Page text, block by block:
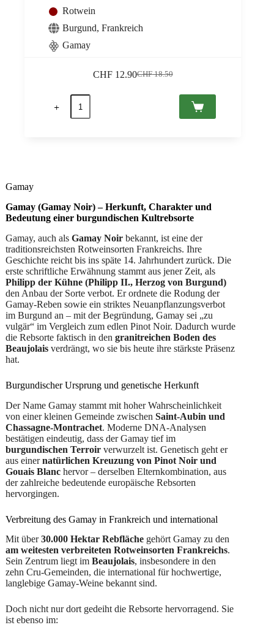
Rotwein
Burgund, Frankreich
Gamay
CHF18.50
Ursprünglicher
CHF12.90Aktueller
Fleurie
Vieilles
Vignes
0,75
Menge
Gamay
Gamay (Gamay Noir) – Herkunft, Charakter und
Bedeutung einer burgundischen Kultrebsorte
Gamay, auch als Gamay Noirbekannt, ist eine der
traditionsreichsten Rotweinsorten Frankreichs. Ihre
Geschichte reicht bis ins späte 14. Jahrhundert zurück. Die
erste schriftliche Erwähnung stammt aus jener Zeit, als
Philipp der Kühne (Philipp II., Herzog von Burgund)
den Anbau der Sorte verbot. Er ordnete die Rodung der
Gamay-Reben sowie ein striktes Neuanpflanzungsverbot
im Burgund an – mit der Begründung, Gamay sei „zu
vulgär“ im Vergleich zum edlen Pinot Noir. Dadurch wurde
die Rebsorte faktisch in den granitreichen Boden des
Beaujolaisverdrängt, wo sie bis heute ihre stärkste Präsenz
hat.
Burgundischer Ursprung und genetische Herkunft
Der Name Gamay stammt mit hoher Wahrscheinlichkeit
von einer kleinen Gemeinde zwischen Saint-Aubin und
Chassagne-Montrachet. Moderne DNA-Analysen
bestätigen eindeutig, dass der Gamay tief im
burgundischen Terroirverwurzelt ist. Genetisch geht er
aus einernatürlichen Kreuzung von Pinot Noir und
Gouais Blanchervor – derselben Elternkombination, aus
der zahlreiche bedeutende europäische Rebsorten
hervorgingen.
Verbreitung des Gamay in Frankreich und international
Mit über30.000 Hektar Rebflächegehört Gamay zu den
am weitesten verbreiteten Rotweinsorten Frankreichs.
Sein Zentrum liegt im Beaujolais, insbesondere in den
zehn Cru-Gemeinden, die international für hochwertige,
langlebige Gamay-Weine bekannt sind.
Doch nicht nur dort gedeiht die Rebsorte hervorragend. Sie
ist ebenso im: